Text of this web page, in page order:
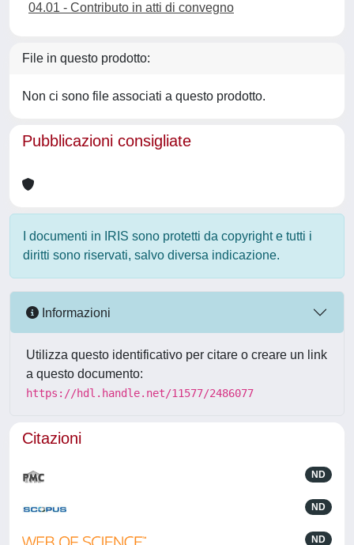
04.01 - Contributo in atti di convegno
File in questo prodotto:
Non ci sono file associati a questo prodotto.
Pubblicazioni consigliate
I documenti in IRIS sono protetti da copyright e tutti i
diritti sono riservati, salvo diversa indicazione.
Informazioni
Utilizza questo identificativo per citare o creare un link
a questo documento:
https://hdl.handle.net/11577/2486077
Citazioni
ND
ND
ND